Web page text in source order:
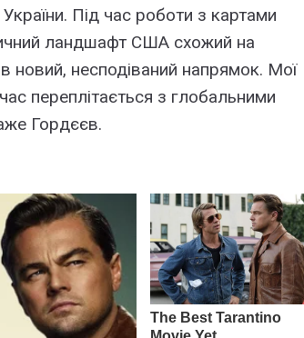
Під час роботи з картами
ландшафт США схожий на
новий, несподіваний напрямок. Мої
переплітається з глобальними
Гордєєв.